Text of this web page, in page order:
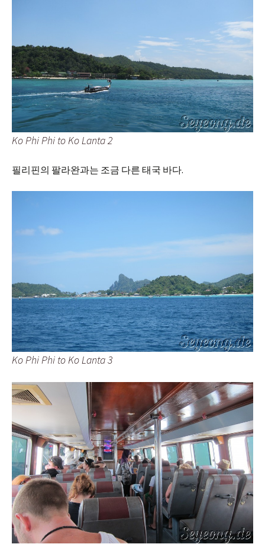
Ko Phi Phi to Ko Lanta 2
필리핀의 팔라완과는 조금 다른 태국 바다.
Ko Phi Phi to Ko Lanta 3